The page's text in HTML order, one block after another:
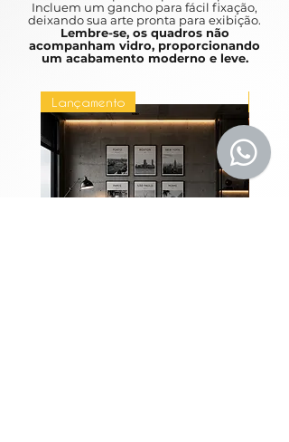
Incluem um gancho para fácil fixação,
deixando sua arte pronta para exibição.
Lembre-se, os quadros não
acompanham vidro, proporcionando
um acabamento moderno e leve.
Lançamento